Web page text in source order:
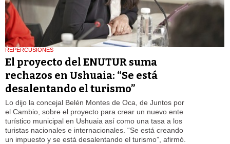
REPERCUSIONES
El proyecto del ENUTUR suma
rechazos en Ushuaia: “Se está
desalentando el turismo”
Lo dijo la concejal Belén Montes de Oca, de Juntos por
el Cambio, sobre el proyecto para crear un nuevo ente
turístico municipal en Ushuaia así como una tasa a los
turistas nacionales e internacionales. “Se está creando
un impuesto y se está desalentando el turismo”, afirmó.